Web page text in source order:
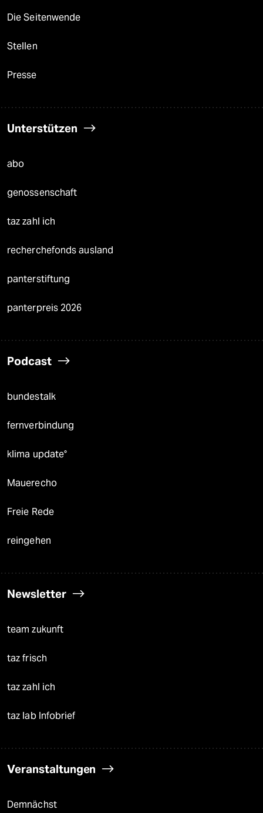
Die Seitenwende
Stellen
Presse
Unterstützen
abo
genossenschaft
taz zahl ich
recherchefonds ausland
panterstiftung
panterpreis 2026
Podcast
bundestalk
fernverbindung
klima update°
Mauerecho
Freie Rede
reingehen
Newsletter
team zukunft
taz frisch
taz zahl ich
taz lab Infobrief
Veranstaltungen
Demnächst